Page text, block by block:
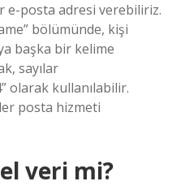
e-posta adresi verebiliriz.
bölümünde, kişi
başka bir kelime
sayılar
olarak kullanılabilir.
posta hizmeti
veri mi?